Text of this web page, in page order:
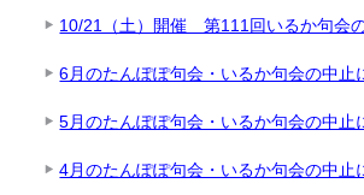
10/21（土）開催 第111回いるか句会
6月のたんぽぽ句会・いるか句会の中止
5月のたんぽぽ句会・いるか句会の中止
4月のたんぽぽ句会・いるか句会の中止